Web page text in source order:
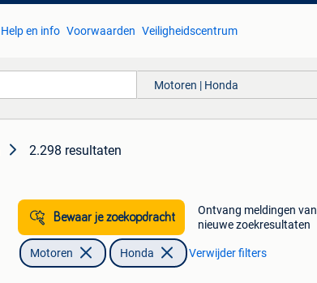
Help en info Voorwaarden Veiligheidscentrum
Motoren | Honda
2.298 resultaten
Bewaar je zoekopdracht
Ontvang meldingen van
nieuwe zoekresultaten
Motoren Honda Verwijder filters